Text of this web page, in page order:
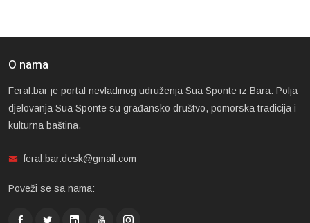
O nama
Feral.bar je portal nevladinog udruženja Sua Sponte iz Bara. Polja
djelovanja Sua Sponte su građansko društvo, pomorska tradicija i
kulturna baština.
feral.bar.desk@gmail.com
Poveži se sa nama: